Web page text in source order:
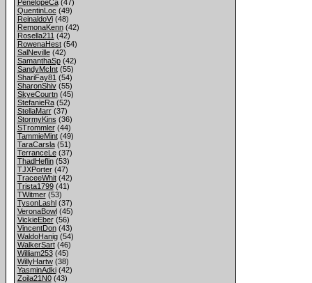
PenelopeCa(47)
QuentinLoc (49)
ReinaldoVi(48)
RemonaKenn(42)
Rosella211 (42)
RowenaHest(54)
SalNeville(42)
SamanthaSp(42)
SandyMcInt(55)
ShariFay81 (54)
SharonShiv(55)
SkyeCourtn(45)
StefanieRa(52)
StellaMarr(37)
StormyKins (36)
STrommler(44)
TammieMint(49)
TaraCarsla(51)
TerranceLe(37)
ThadHeflin(53)
TJXPorter(47)
TraceeWhit(42)
Trista1799(41)
TWitmer(53)
TysonLashl(37)
VeronaBowl(45)
VickieEber(56)
VincentDon(43)
WaldoHanig(54)
WalkerSart(46)
William253(45)
WillyHartw(38)
YasminAdki(42)
Zoila21N0(43)